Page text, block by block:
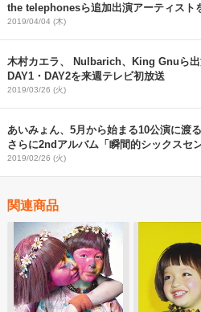
the telephonesら追加出演アーティスト
2019/04/04 (木)
木村カエラ、 Nulbarich、King Gnuら
DAY1・DAY2を来週テレビ初放送
2019/03/26 (火)
あいみょん、5月から始まる10公演に渡
さらに2ndアルバム「瞬間的シックスセ
コーディング映像をYouTubeにて公開！！
2019/02/26 (火)
関連商品